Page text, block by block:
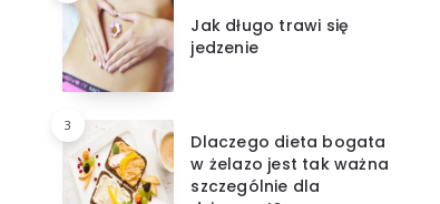
Jak długo trawi się
jedzenie
3
Dlaczego dieta bogata
w żelazo jest tak ważna
szczególnie dla